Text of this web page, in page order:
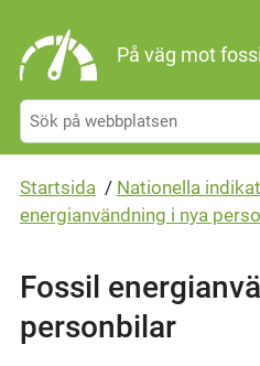
På väg mot
Startsida / Nationella
energianvändning i nya
Fossil
personbilar